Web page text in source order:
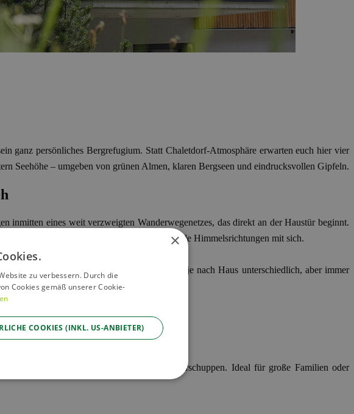
ganz persönliches Bergrefugium. Statt Chaletdorf-Atmosphäre erwarten euch hier vier
Seehöhe – umgeben von grünen Almen, klaren Bergseen und eindrucksvollen Gipfeln.
eines weit verzweigten Wanderwegenetzes, das direkt an der Haustür beginnt.
Vielfalt und Wandermöglichkeiten in alle Himmelsrichtungen mit sich.
Ruheraum, Badezuber oder Whirlpool – je nach Haus unterschiedlich, aber immer
Trampolin und sogar einem kleinen Kinderschuppen. Ideal für große Familien oder
×
zu verbessern. Durch die
Cookies gemäß unserer Cookie-
COOKIES (INKL. US-ANBIETER)